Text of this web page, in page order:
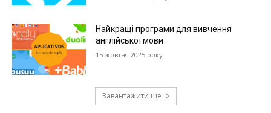
Найкращі програми для вивчення
англійської мови
15 жовтня 2025 року
Завантажити ще